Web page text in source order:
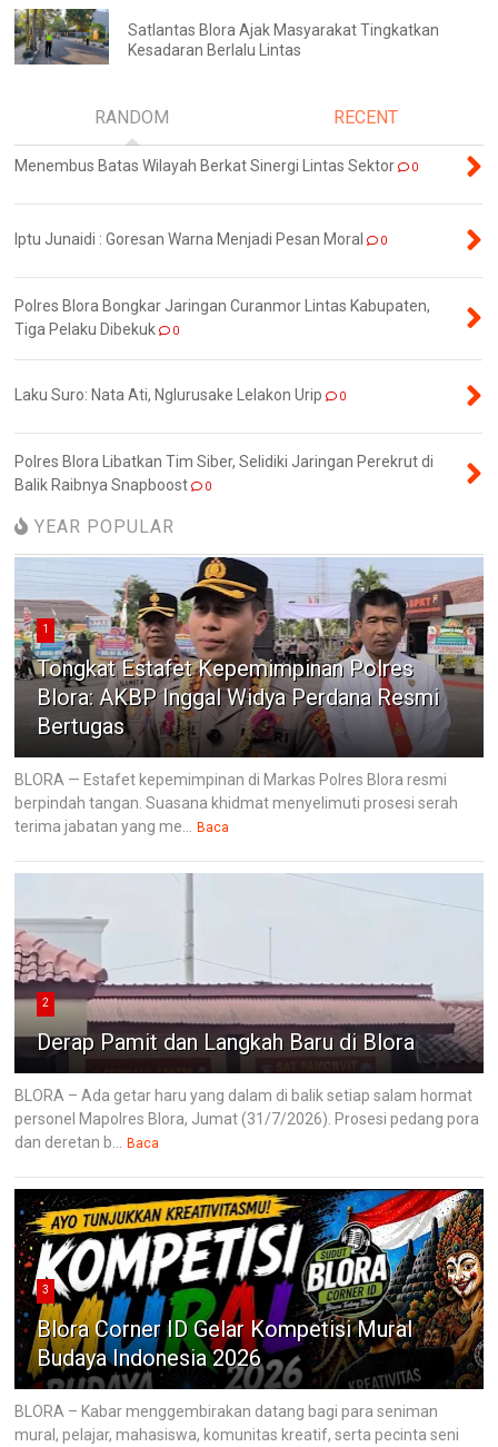
Satlantas Blora Ajak Masyarakat Tingkatkan
Kesadaran Berlalu Lintas
RANDOM RECENT
Menembus Batas Wilayah Berkat Sinergi Lintas Sektor 0
Iptu Junaidi : Goresan Warna Menjadi Pesan Moral 0
Polres Blora Bongkar Jaringan Curanmor Lintas Kabupaten,
Tiga Pelaku Dibekuk
0
Laku Suro: Nata Ati, Nglurusake Lelakon Urip 0
Polres Blora Libatkan Tim Siber, Selidiki Jaringan Perekrut di
Balik Raibnya Snapboost
0
YEAR POPULAR
1
Tongkat Estafet Kepemimpinan Polres
Blora: AKBP Inggal Widya Perdana Resmi
Bertugas
BLORA — Estafet kepemimpinan di Markas Polres Blora resmi
berpindah tangan. Suasana khidmat menyelimuti prosesi serah
terima jabatan yang me... Baca
2
Derap Pamit dan Langkah Baru di Blora
BLORA – Ada getar haru yang dalam di balik setiap salam hormat
personel Mapolres Blora, Jumat (31/7/2026). Prosesi pedang pora
dan deretan b... Baca
3
Blora Corner ID Gelar Kompetisi Mural
Budaya Indonesia 2026
BLORA – Kabar menggembirakan datang bagi para seniman
mural, pelajar, mahasiswa, komunitas kreatif, serta pecinta seni